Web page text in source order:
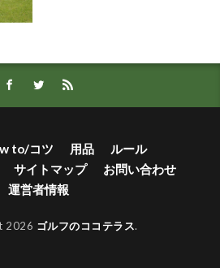
to/コツ 用品
ルール
サイトマップ
お問い合わせ
運営者情報
2026 ゴルフのココテラス.